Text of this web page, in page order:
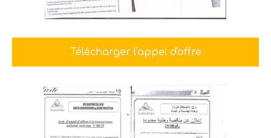
Télécharger l'appel d'offre